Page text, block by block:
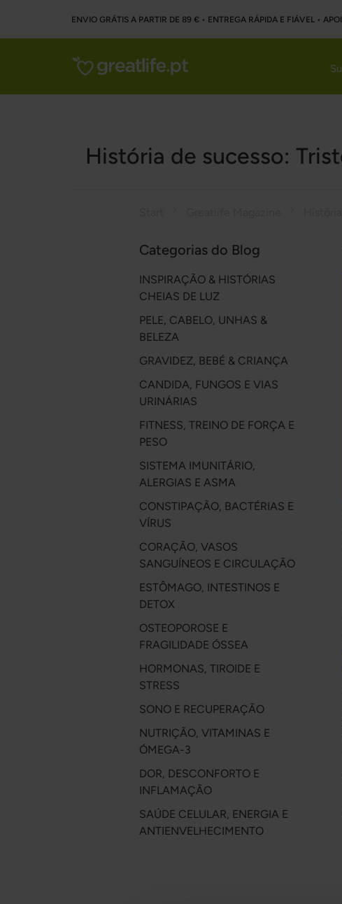
ENVIO GRÁTIS A PARTIR DE 89 € • ENTREGA RÁPIDA E FIÁVEL •
História de sucesso:
Categorias do Blog
INSPIRAÇÃO & HISTÓRIAS
CHEIAS DE LUZ
PELE, CABELO, UNHAS &
BELEZA
GRAVIDEZ, BEBÉ & CRIANÇA
CANDIDA, FUNGOS E VIAS
URINÁRIAS
FITNESS, TREINO DE FORÇA E
PESO
SISTEMA IMUNITÁRIO,
ALERGIAS E ASMA
CONSTIPAÇÃO, BACTÉRIAS E
VÍRUS
CORAÇÃO, VASOS
SANGUÍNEOS E CIRCULAÇÃO
ESTÔMAGO, INTESTINOS E
DETOX
OSTEOPOROSE E
FRAGILIDADE ÓSSEA
HORMONAS, TIROIDE E
STRESS
SONO E RECUPERAÇÃO
NUTRIÇÃO, VITAMINAS E
ÓMEGA-3
DOR, DESCONFORTO E
INFLAMAÇÃO
SAÚDE CELULAR, ENERGIA E
ANTIENVELHECIMENTO